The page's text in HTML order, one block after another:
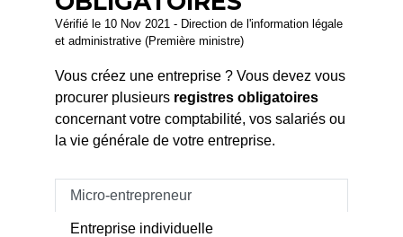
Vérifié le 10 Nov 2021 - Direction de l'information légale
et administrative (Première ministre)
Vous créez une entreprise ? Vous devez vous
procurer plusieurs registres obligatoires
concernant votre comptabilité, vos salariés ou
la vie générale de votre entreprise.
Micro-entrepreneur
Entreprise individuelle